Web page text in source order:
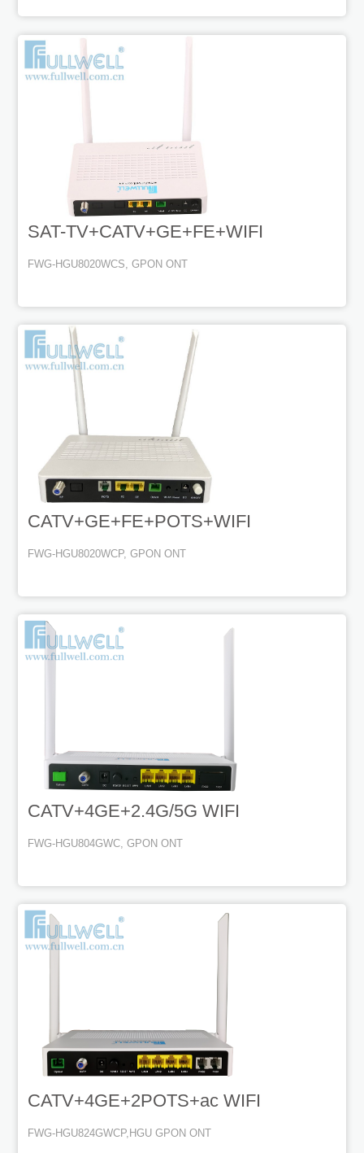
SAT-TV+CATV+GE+FE+WIFI
FWG-HGU8020WCS, GPON ONT
CATV+GE+FE+POTS+WIFI
FWG-HGU8020WCP, GPON ONT
CATV+4GE+2.4G/5G WIFI
FWG-HGU804GWC, GPON ONT
CATV+4GE+2POTS+ac WIFI
FWG-HGU824GWCP,HGU GPON ONT